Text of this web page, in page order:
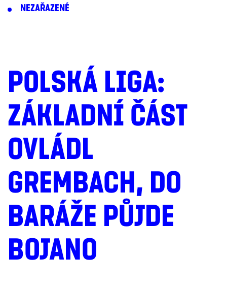
NEZAŘAZENÉ
POLSKÁ LIGA:
ZÁKLADNÍ ČÁST
OVLÁDL
GREMBACH, DO
BARÁŽE PŮJDE
BOJANO